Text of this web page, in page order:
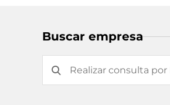
Buscar empresa